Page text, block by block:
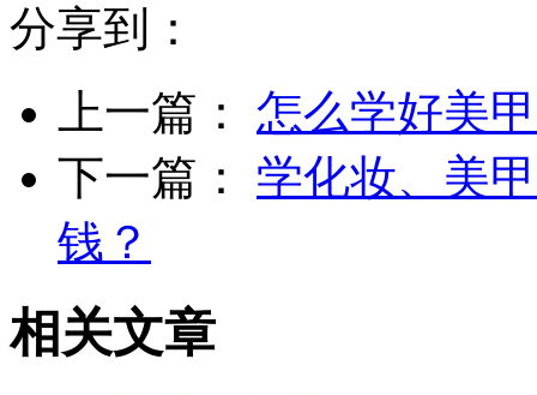
分享到：
上一篇：
怎么学好美
下一篇：
学化妆、美
钱？
相关文章